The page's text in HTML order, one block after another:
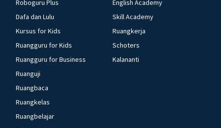
Roboguru Plus
Dafa dan Lulu
Kursus for Kids
Ruangguru for Kids
Ruangguru for Business
Ruanguji
Ruangbaca
Ruangkelas
Ruangbelajar
English Academy
Skill Academy
Ruangkerja
Schoters
Kalananti